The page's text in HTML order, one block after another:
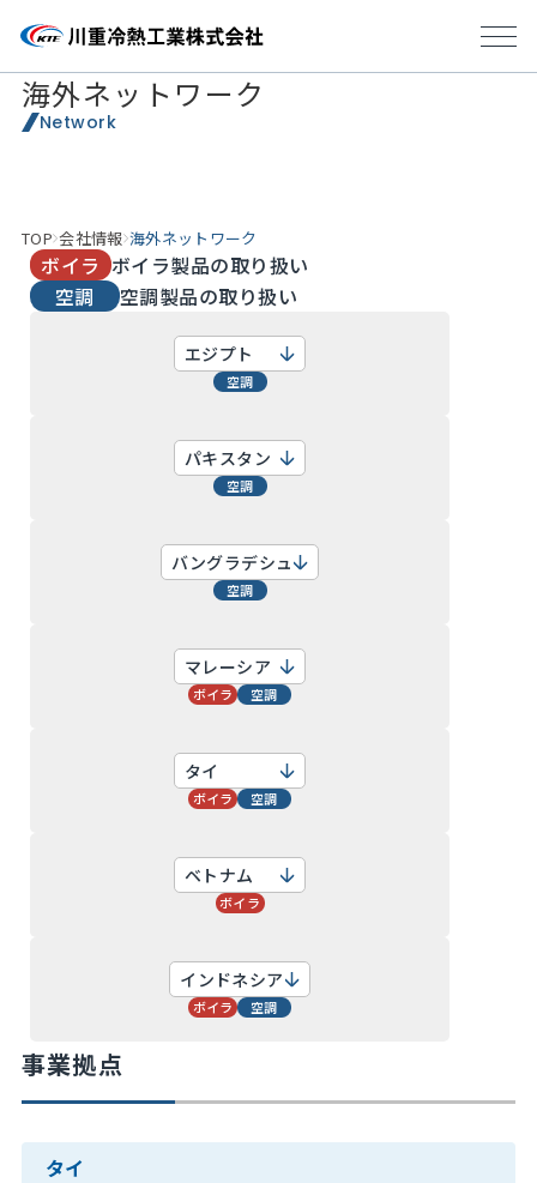
海外ネットワーク
Network
TOP 会社情報 海外ネットワーク
ボイラ ボイラ製品の取り扱い
空調
空調製品の取り扱い
エジプト
空調
パキスタン
空調
バングラデシュ
空調
マレーシア
ボイラ 空調
タイ
ボイラ 空調
ベトナム
ボイラ
インドネシア
ボイラ 空調
事業拠点
タイ